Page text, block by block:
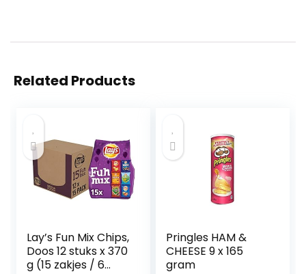
Related Products
Lay’s Fun Mix Chips,
Doos 12 stuks x 370
g (15 zakjes / 6
Pringles HAM &
CHEESE 9 x 165
gram